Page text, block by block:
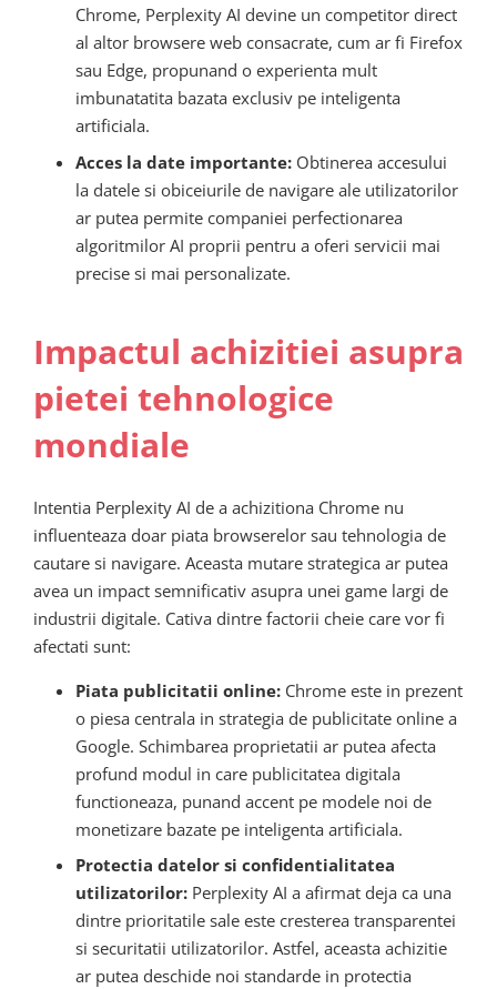
Chrome, Perplexity AI devine un competitor direct
al altor browsere web consacrate, cum ar fi Firefox
sau Edge, propunand o experienta mult
imbunatatita bazata exclusiv pe inteligenta
artificiala.
Acces la date importante: Obtinerea accesului
la datele si obiceiurile de navigare ale utilizatorilor
ar putea permite companiei perfectionarea
algoritmilor AI proprii pentru a oferi servicii mai
precise si mai personalizate.
Impactul achizitiei asupra
pietei tehnologice
mondiale
Intentia Perplexity AI de a achizitiona Chrome nu
influenteaza doar piata browserelor sau tehnologia de
cautare si navigare. Aceasta mutare strategica ar putea
avea un impact semnificativ asupra unei game largi de
industrii digitale. Cativa dintre factorii cheie care vor fi
afectati sunt:
Piata publicitatii online: Chrome este in prezent
o piesa centrala in strategia de publicitate online a
Google. Schimbarea proprietatii ar putea afecta
profund modul in care publicitatea digitala
functioneaza, punand accent pe modele noi de
monetizare bazate pe inteligenta artificiala.
Protectia datelor si confidentialitatea
utilizatorilor: Perplexity AI a afirmat deja ca una
dintre prioritatile sale este cresterea transparentei
si securitatii utilizatorilor. Astfel, aceasta achizitie
ar putea deschide noi standarde in protectia